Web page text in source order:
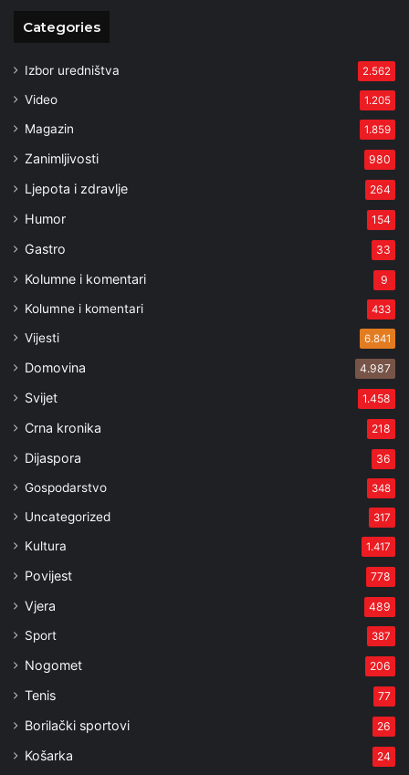
Categories
Izbor uredništva 2.562
Video 1.205
Magazin 1.859
Zanimljivosti 980
Ljepota i zdravlje 264
Humor 154
Gastro 33
Kolumne i komentari 9
Kolumne i komentari 433
Vijesti 6.841
Domovina 4.987
Svijet 1.458
Crna kronika 218
Dijaspora 36
Gospodarstvo 348
Uncategorized 317
Kultura 1.417
Povijest 778
Vjera 489
Sport 387
Nogomet 206
Tenis 77
Borilački sportovi 26
Košarka 24